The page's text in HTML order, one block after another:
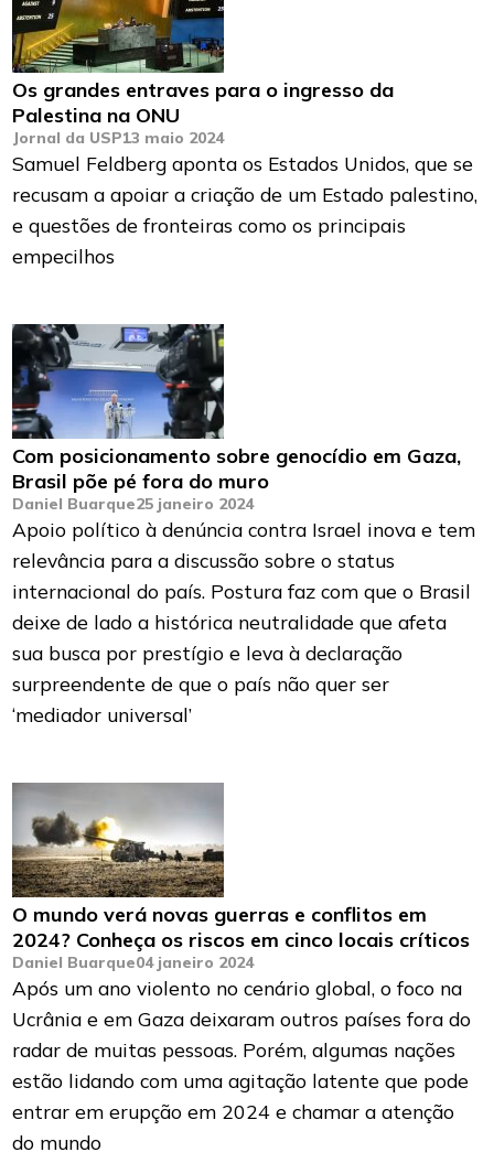
Os grandes entraves para o ingresso da
Palestina na ONU
Jornal da USP13 maio 2024
Samuel Feldberg aponta os Estados Unidos, que se
recusam a apoiar a criação de um Estado palestino,
e questões de fronteiras como os principais
empecilhos
Com posicionamento sobre genocídio em Gaza,
Brasil põe pé fora do muro
Daniel Buarque25 janeiro 2024
Apoio político à denúncia contra Israel inova e tem
relevância para a discussão sobre o status
internacional do país. Postura faz com que o Brasil
deixe de lado a histórica neutralidade que afeta
sua busca por prestígio e leva à declaração
surpreendente de que o país não quer ser
‘mediador universal’
O mundo verá novas guerras e conflitos em
2024? Conheça os riscos em cinco locais críticos
Daniel Buarque04 janeiro 2024
Após um ano violento no cenário global, o foco na
Ucrânia e em Gaza deixaram outros países fora do
radar de muitas pessoas. Porém, algumas nações
estão lidando com uma agitação latente que pode
entrar em erupção em 2024 e chamar a atenção
do mundo